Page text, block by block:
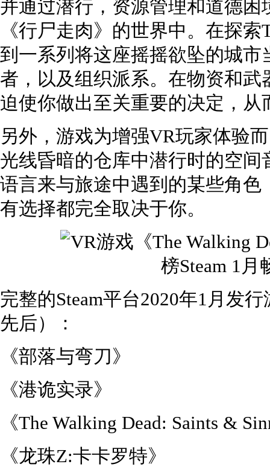
并通过潜行，资源管理和道德
《行尸走肉》的世界中。在探
到一系列将这座摇摇欲坠的城
者，以及组织派系。在物资和
迫使你做出至关重要的决定，从
另外，游戏为增强VR玩家体验
光线昏暗的仓库中潜行时的空
语言来与旅途中遇到的某些角
有选择都完全取决于你。
完整的Steam平台2020年1月发
先后）：
《部落与弯刀》
《港诡实录》
《The Walking Dead: Saints &
《龙珠Z:卡卡罗特》